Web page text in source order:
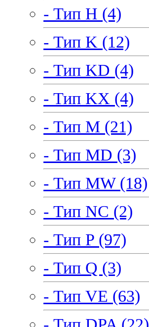
- Тип H (4)
- Тип K (12)
- Тип KD (4)
- Тип KX (4)
- Тип M (21)
- Тип MD (3)
- Тип MW (18)
- Тип NC (2)
- Тип P (97)
- Тип Q (3)
- Тип VE (63)